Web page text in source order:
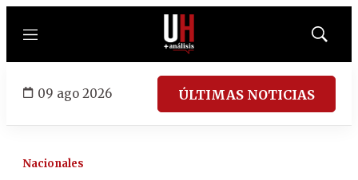
Menú
Mostrar
09 ago 2026 ÚLTIMAS NOTICIAS
Nacionales